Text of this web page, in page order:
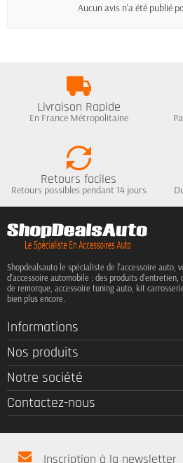
Aucun avis n'a été publié
Livraison Rapide
En France Métropolitaine
Retours faciles
Retours possibles pendant 14 jours
Shopdealsauto le spécialiste de l'accessoire auto,
d'accessoire automobile : des produits d'entretien,
de remorque, accessoire tuning auto, kit
bien plus encore.
Informations
Nos produits
Notre société
Contactez-nous
Inscription à la newsletter